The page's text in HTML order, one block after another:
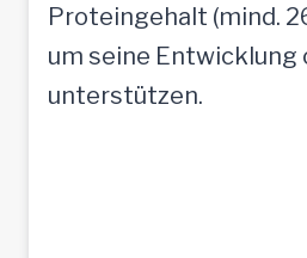
Proteingehalt (mind.
um seine Entwicklung
unterstützen.